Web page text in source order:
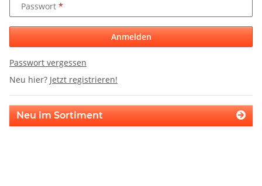
Passwort
Anmelden
Passwort vergessen
Neu hier? Jetzt registrieren!
Neu im Sortiment